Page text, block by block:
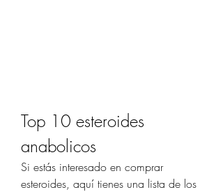
Top 10 esteroides
anabolicos
Si estás interesado en comprar
esteroides, aquí tienes una lista de los